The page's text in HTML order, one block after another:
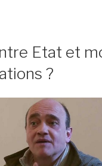
Etat et
?